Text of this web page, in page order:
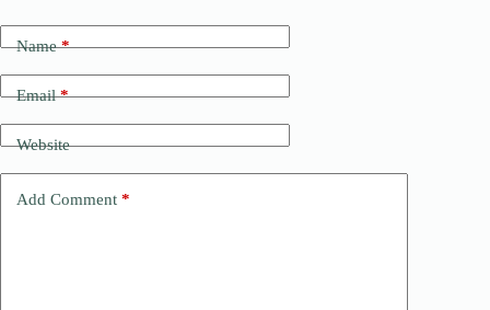
Name*
Email*
Website
Add Comment *